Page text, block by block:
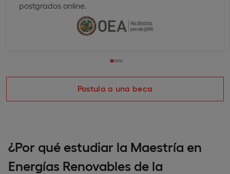
postgrados online.
Postula a una beca
¿Por qué estudiar la Maestría en
Energías Renovables de la